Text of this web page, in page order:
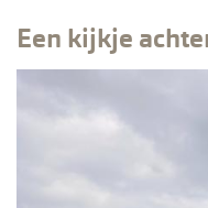
Een kijkje